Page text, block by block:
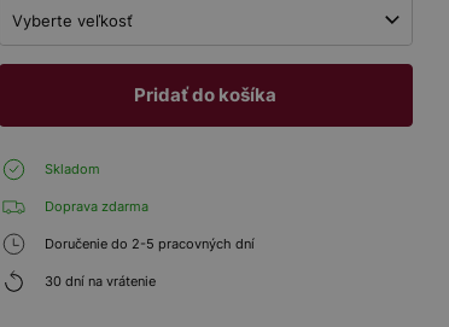
Vyberte veľkosť
Pridať do košíka
Skladom
Doprava zdarma
Doručenie do 2-5 pracovných dní
30 dní na vrátenie